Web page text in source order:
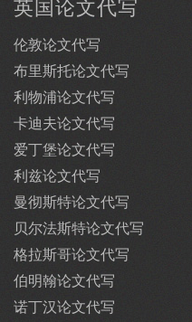
英国论文代写
伦敦论文代写
布里斯托论文代写
利物浦论文代写
卡迪夫论文代写
爱丁堡论文代写
利兹论文代写
曼彻斯特论文代写
贝尔法斯特论文代写
格拉斯哥论文代写
伯明翰论文代写
诺丁汉论文代写